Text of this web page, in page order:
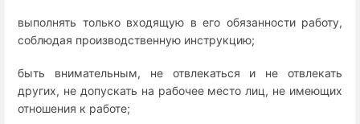
выполнять только входящую в его обязанности работу,
соблюдая производственную инструкцию;
быть внимательным, не отвлекаться и не отвлекать
других, не допускать на рабочее место лиц, не имеющих
отношения к работе;